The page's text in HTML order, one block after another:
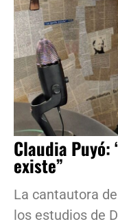
Claudia
existe”
La cantautora
los estudios de